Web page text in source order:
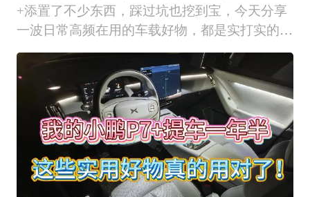
+添置了不少东西，踩过坑也挖到宝，今天分享
一波日常高频在用的车载好物，都是实打实的使
用感受，实用性拉满。1. 官方舒适颈枕+腰靠这
一套是专门给P7+定制的，和原车座椅适配度超
高。颈枕能精准贴合颈部曲线，跑长途时稳稳承
托住脖子，不会悬空发硬；腰靠则牢牢顶住腰